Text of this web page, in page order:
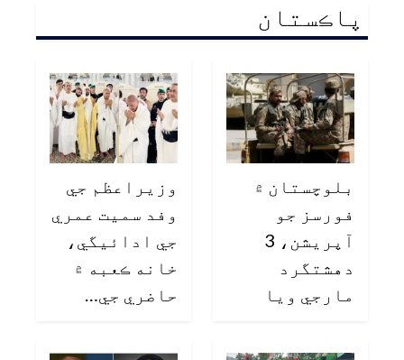
پاڪستان
بلوچستان ۾
فورسز جو
آپريشن، 3
دهشتگرد
مارجي ويا
وزيراعظم جي
وفد سميت عمري
جي ادائيگي،
خانه ڪعبه ۾
حاضري جي…